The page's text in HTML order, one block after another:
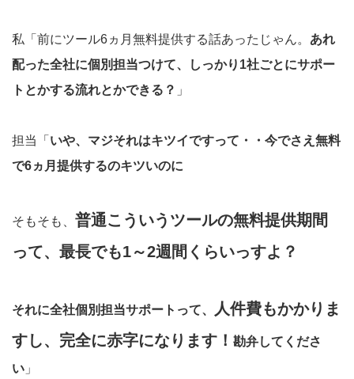
私「前にツール6ヵ月無料提供する話あったじゃん。 あれ
配った全社に個別担当つけて、しっかり1社ごとにサポー
トとかする流れとかできる？ 」
担当「 いや、マジそれはキツイですって・・今でさえ無料
で6ヵ月提供するのキツいのに
そもそも、 普通こういうツールの無料提供期間
って、最長でも1～2週間くらいっすよ？
それに全社個別担当サポートって、
人件費もかかりま
すし、完全に赤字になります！ 勘弁してくださ
い 」